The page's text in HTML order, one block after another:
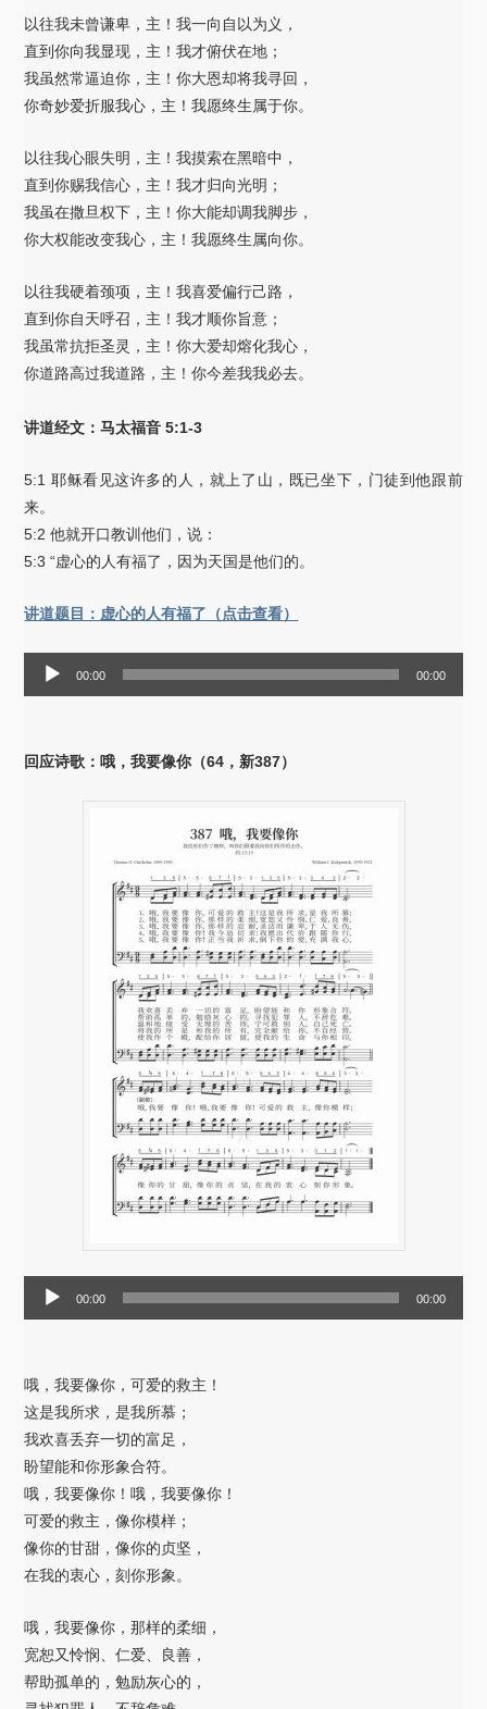
器
以往我未曾谦卑，主！我一向自以为义，
直到你向我显现，主！我才俯伏在地；
我虽然常逼迫你，主！你大恩却将我寻回，
你奇妙爱折服我心，主！我愿终生属于你。
以往我心眼失明，主！我摸索在黑暗中，
直到你赐我信心，主！我才归向光明；
我虽在撒旦权下，主！你大能却调我脚步，
你大权能改变我心，主！我愿终生属向你。
以往我硬着颈项，主！我喜爱偏行己路，
直到你自天呼召，主！我才顺你旨意；
我虽常抗拒圣灵，主！你大爱却熔化我心，
你道路高过我道路，主！你今差我我必去。
讲道经文：马太福音 5:1-3
5:1 耶稣看见这许多的人，就上了山，既已坐下，门徒到他跟前
来。
5:2 他就开口教训他们，说：
5:3 “虚心的人有福了，因为天国是他们的。
讲道题目：虚心的人有福了（点击查看）
器
00:00 00:00
回应诗歌：哦，我要像你（64，新387）
器
00:00 00:00
哦，我要像你，可爱的救主！
这是我所求，是我所慕；
我欢喜丢弃一切的富足，
盼望能和你形象合符。
哦，我要像你！哦，我要像你！
可爱的救主，像你模样；
像你的甘甜，像你的贞坚，
在我的衷心，刻你形象。
哦，我要像你，那样的柔细，
宽恕又怜悯、仁爱、良善，
帮助孤单的，勉励灰心的，